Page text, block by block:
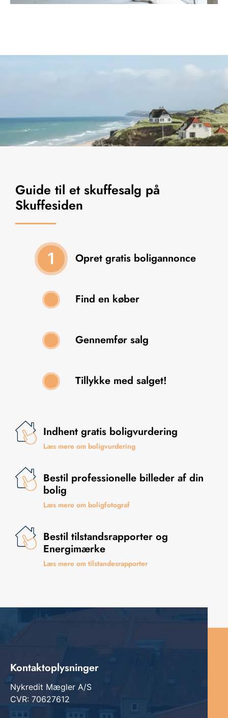
Guide til et skuffesalg på
Skuffesiden
1 Opret gratis boligannonce
Find en køber
Gennemfør salg
Tillykke med salget!
Indhent gratis boligvurdering
Læs mere om boligvurdering
Bestil professionelle billeder af din
bolig
Læs mere om boligfotograf
Bestil tilstandsrapporter og
Energimærke
Læs mere om tilstandesrapporter
Kontaktoplysninger
Nykredit Mægler A/S
CVR: 70627612